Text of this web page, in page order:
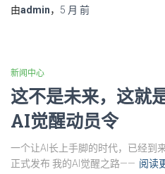
由admin， 5 月 前
新闻中心
这不是未来，这就
AI觉醒动员令
一个让AI长上手脚的时代，已经到
正式发布 我的AI觉醒之路—— 阅读